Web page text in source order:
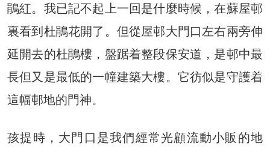
鵑紅。我已記不起上一回是什麼時候，在蘇屋邨
裏看到杜鵑花開了。但從屋邨大門口左右兩旁伸
延開去的杜鵑樓，盤踞着整段保安道，是邨中最
長但又是最低的一幢建築大樓。它彷似是守護着
這幅邨地的門神。
孩提時，大門口是我們經常光顧流動小販的地